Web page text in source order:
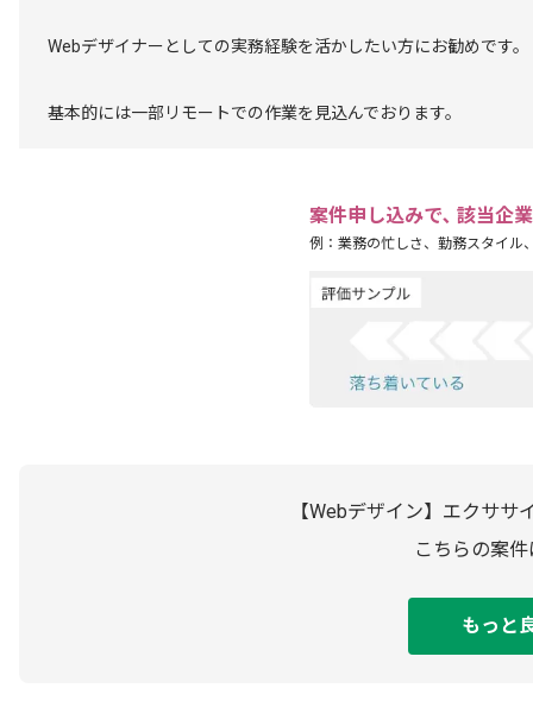
Webデザイナーとしての実務経験を活かしたい方にお勧めです。
基本的には一部リモートでの作業を見込んでおります。
案件申し込みで､ 該当企
例：業務の忙しさ、勤務スタイル
【Webデザイン】エクサ
こちらの案
もっと